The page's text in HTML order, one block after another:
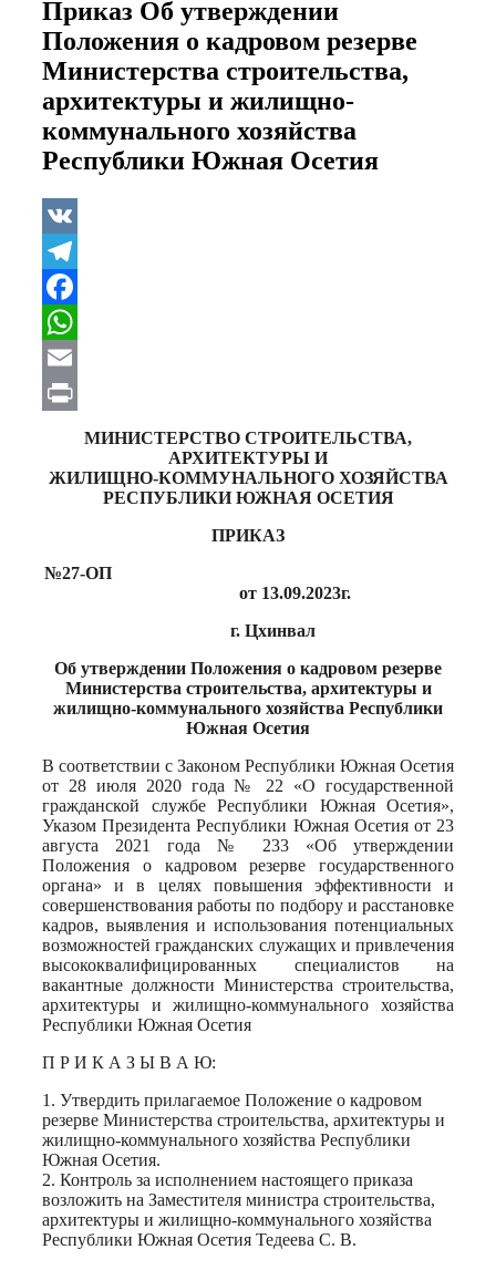
Приказ Об утверждении
Положения о кадровом резерве
Министерства строительства,
архитектуры и жилищно-
коммунального хозяйства
Республики Южная Осетия
VK
Telegram
Facebook
WhatsApp
Email
МИНИСТЕРСТВО СТРОИТЕЛЬСТВА,
АРХИТЕКТУРЫ И
ЖИЛИЩНО-КОММУНАЛЬНОГО ХОЗЯЙСТВА
РЕСПУБЛИКИ ЮЖНАЯ ОСЕТИЯ
ПРИКАЗ
№27-ОП
от 13.09.2023г.
г. Цхинвал
Об утверждении Положения о кадровом резерве
Министерства строительства, архитектуры и
жилищно-коммунального хозяйства Республики
Южная Осетия
В соответствии с Законом Республики Южная Осетия
от 28 июля 2020 года № 22 «О государственной
гражданской службе Республики Южная Осетия»,
Указом Президента Республики Южная Осетия от 23
августа 2021 года № 233 «Об утверждении
Положения о кадровом резерве государственного
органа» и в целях повышения эффективности и
совершенствования работы по подбору и расстановке
кадров, выявления и использования потенциальных
возможностей гражданских служащих и привлечения
высококвалифицированных специалистов на
вакантные должности Министерства строительства,
архитектуры и жилищно-коммунального хозяйства
Республики Южная Осетия
П Р И К А З Ы В А Ю:
1. Утвердить прилагаемое Положение о кадровом
резерве Министерства строительства, архитектуры и
жилищно-коммунального хозяйства Республики
Южная Осетия.
2. Контроль за исполнением настоящего приказа
возложить на Заместителя министра строительства,
архитектуры и жилищно-коммунального хозяйства
Республики Южная Осетия Тедеева С. В.